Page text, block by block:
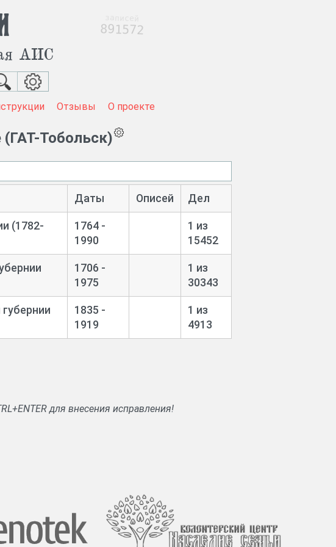
АИС
Отзывы О проекте
(ГАТ-Тобольск)
Даты Описей Дел
(1782-
1764 -
1990
1 из
15452
1706 -
1975
1 из
30343
1835 -
1919
1 из
4913
для внесения исправления!
891572